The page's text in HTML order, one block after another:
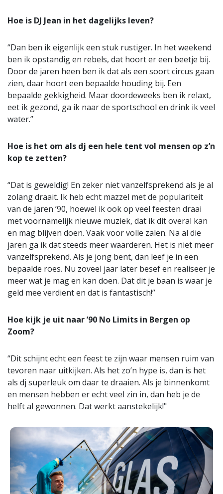
Hoe is DJ Jean in het dagelijks leven?
“Dan ben ik eigenlijk een stuk rustiger. In het weekend
ben ik opstandig en rebels, dat hoort er een beetje bij.
Door de jaren heen ben ik dat als een soort circus gaan
zien, daar hoort een bepaalde houding bij. Een
bepaalde gekkigheid. Maar doordeweeks ben ik relaxt,
eet ik gezond, ga ik naar de sportschool en drink ik veel
water.”
Hoe is het om als dj een hele tent vol mensen op z’n
kop te zetten?
“Dat is geweldig! En zeker niet vanzelfsprekend als je al
zolang draait. Ik heb echt mazzel met de populariteit
van de jaren ’90, hoewel ik ook op veel feesten draai
met voornamelijk nieuwe muziek, dat ik dit overal kan
en mag blijven doen. Vaak voor volle zalen. Na al die
jaren ga ik dat steeds meer waarderen. Het is niet meer
vanzelfsprekend. Als je jong bent, dan leef je in een
bepaalde roes. Nu zoveel jaar later besef en realiseer je
meer wat je mag en kan doen. Dat dit je baan is waar je
geld mee verdient en dat is fantastisch!”
Hoe kijk je uit naar ’90 No Limits in Bergen op
Zoom?
“Dit schijnt echt een feest te zijn waar mensen ruim van
tevoren naar uitkijken. Als het zo’n hype is, dan is het
als dj superleuk om daar te draaien. Als je binnenkomt
en mensen hebben er echt veel zin in, dan heb je de
helft al gewonnen. Dat werkt aanstekelijk!"